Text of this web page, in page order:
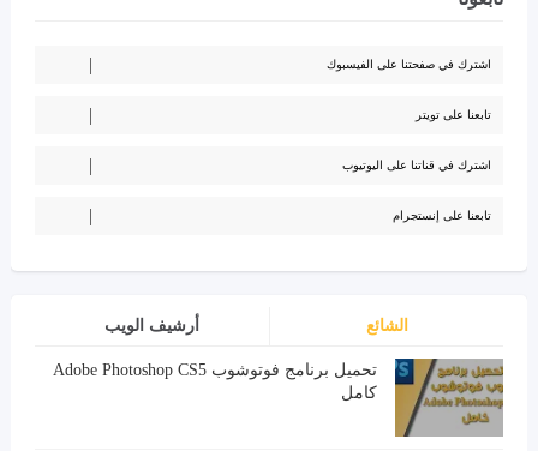
اشترك في صفحتنا على الفيسبوك
تابعنا على تويتر
اشترك في قناتنا على اليوتيوب
تابعنا على إنستجرام
الشائع أرشيف الويب
تحميل برنامج فوتوشوب Adobe Photoshop CS5
كامل